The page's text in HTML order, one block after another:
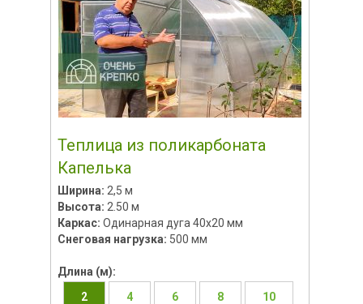
Теплица из поликарбоната
Капелька
Ширина: 2,5 м
Высота: 2.50 м
Каркас: Одинарная дуга 40х20 мм
Снеговая нагрузка: 500 мм
Длина (м):
2
4 6 8 10